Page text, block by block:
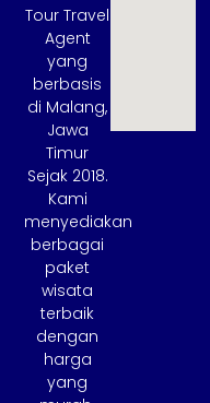
Tour Travel
Agent
yang
berbasis
di Malang,
Jawa
Timur
Sejak 2018.
Kami
menyediakan
berbagai
paket
wisata
terbaik
dengan
harga
yang